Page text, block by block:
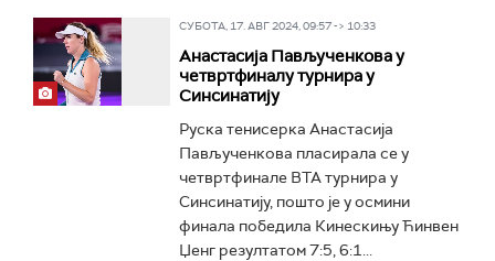
СУБОТА, 17. АВГ 2024, 09:57 -> 10:33
Анастасија Пављученкова у
четвртфиналу турнира у
Синсинатију
Руска тенисерка Анастасија
Пављученкова пласирала се у
четвртфинале ВТА турнира у
Синсинатију, пошто је у осмини
финала победила Кинескињу Ћинвен
Џенг резултатом 7:5, 6:1...